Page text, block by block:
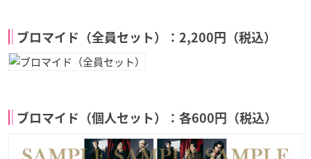
ブロマイド（全員セット）：2,200円（税込）
ブロマイド（個人セット）：各600円（税込）